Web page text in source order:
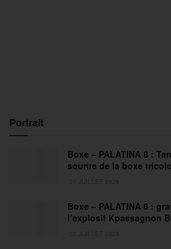
Portrait
Boxe – PALATINA 8 :
sourire de la boxe
Boxe – PALATINA 8 :
l’explosif Kpassagnon